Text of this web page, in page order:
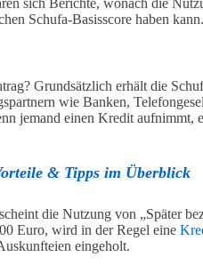
sich Berichte, wonach die
Schufa-Basisscore haben kann.
Grundsätzlich erhält die
wie Banken,
jemand einen Kredit aufnimmt,
& Tipps im Überblick
die Nutzung von „Später
Euro, wird in der Regel eine
eingeholt.